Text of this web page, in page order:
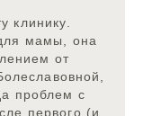
клинику.
мамы, она
от
проблем с
первого (и